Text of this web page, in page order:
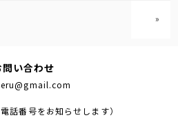
»
問い合わせ
話番号をお知らせします）